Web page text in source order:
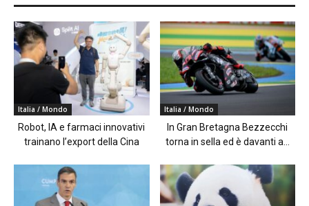
Italia / Mondo
Robot, IA e farmaci innovativi
trainano l’export della Cina
Italia / Mondo
In Gran Bretagna Bezzecchi
torna in sella ed è davanti a...